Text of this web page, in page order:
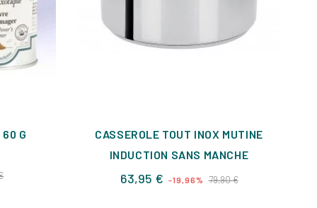
60 G
Prix
CASSEROLE TOUT INOX MUTINE
INDUCTION SANS MANCHE
63,95 € Prix
-19,96% 79,90 €Prix